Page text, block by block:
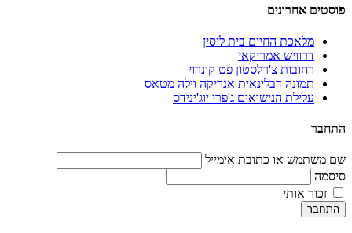
פוסטים אחרונים
מלאכת החיים בית ליסין
דרוויש אמריקאי
רחובות צ'רלסטון פט קונרוי
תמונה דבלינאית אנריקה וילה מטאס
עלילת הנישואים ג'פרי יוג'ינידס
התחבר
שם משתמש או כתובת אימייל
סיסמה
זכור אותי
התחבר